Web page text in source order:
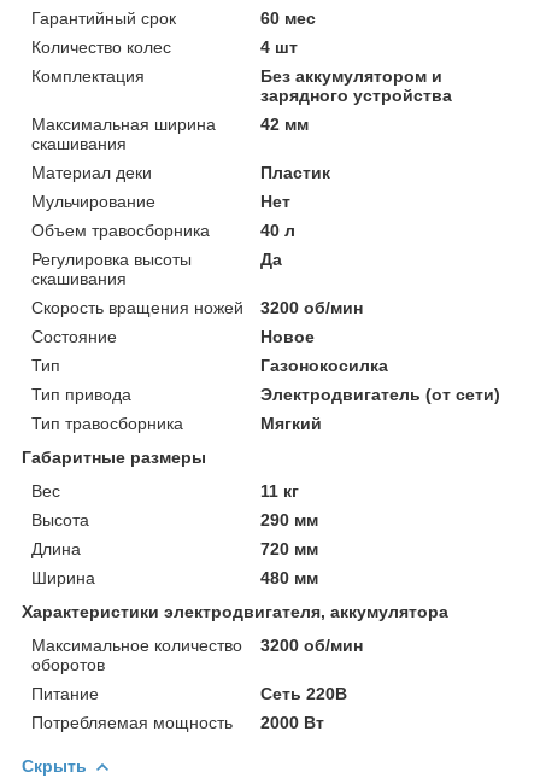
Гарантийный срок
60 мес
Количество колес
4 шт
Комплектация
Без аккумулятором и
зарядного устройства
Максимальная ширина
скашивания
42 мм
Материал деки
Пластик
Мульчирование
Нет
Объем травосборника
40 л
Регулировка высоты
скашивания
Да
Скорость вращения ножей
3200 об/мин
Состояние
Новое
Тип
Газонокосилка
Тип привода
Электродвигатель (от сети)
Тип травосборника
Мягкий
Габаритные размеры
Вес
11 кг
Высота
290 мм
Длина
720 мм
Ширина
480 мм
Характеристики электродвигателя, аккумулятора
Максимальное количество
оборотов
3200 об/мин
Питание
Сеть 220В
Потребляемая мощность
2000 Вт
Скрыть